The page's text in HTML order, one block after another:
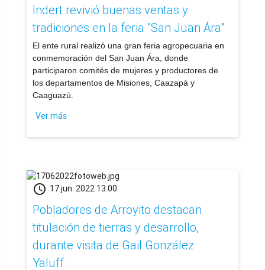
Indert revivió buenas ventas y
tradiciones en la feria "San Juan Ára"
​El ente rural realizó una gran feria agropecuaria en
conmemoración del San Juan Ára, donde
participaron comités de mujeres y productores de
los departamentos de Misiones, Caazapá y
Caaguazú.
Ver más
schedule 17 jun. 2022 13:00
Pobladores de Arroyito destacan
titulación de tierras y desarrollo,
durante visita de Gail González
Yaluff